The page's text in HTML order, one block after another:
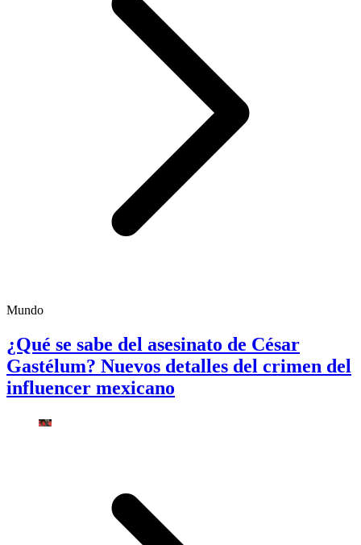
Mundo
¿Qué se sabe del asesinato de César
Gastélum? Nuevos detalles del crimen del
influencer mexicano